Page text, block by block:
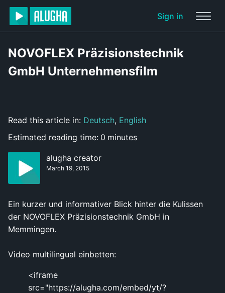
Sign in
NOVOFLEX Präzisionstechnik
GmbH Unternehmensfilm
Read this article in: Deutsch, English
Estimated reading time: 0 minutes
alugha creator
March 19, 2015
Ein kurzer und informativer Blick hinter die Kulissen
der NOVOFLEX Präzisionstechnik GmbH in
Memmingen.
Video multilingual einbetten:
<iframe
src="https://alugha.com/embed/yt/?